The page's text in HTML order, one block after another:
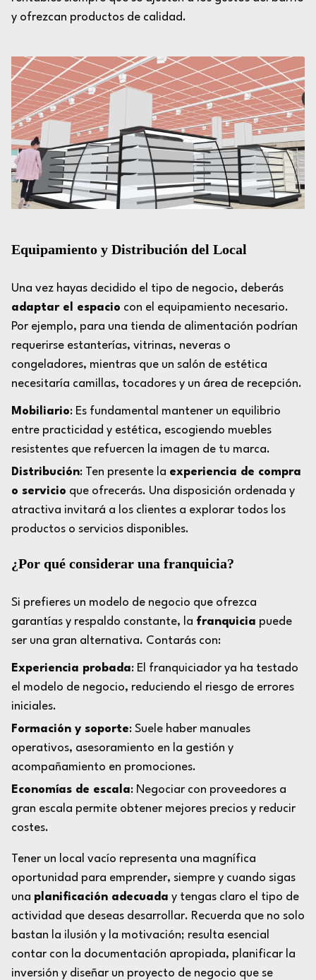
y ofrezcan productos de calidad.
Equipamiento y Distribución del Local
Una vez hayas decidido el tipo de negocio, deberás
adaptar el espacio con el equipamiento necesario.
Por ejemplo, para una tienda de alimentación podrían
requerirse estanterías, vitrinas, neveras o
congeladores, mientras que un salón de estética
necesitaría camillas, tocadores y un área de recepción.
Mobiliario: Es fundamental mantener un equilibrio
entre practicidad y estética, escogiendo muebles
resistentes que refuercen la imagen de tu marca.
Distribución: Ten presente la experiencia de compra
o servicio que ofrecerás. Una disposición ordenada y
atractiva invitará a los clientes a explorar todos los
productos o servicios disponibles.
¿Por qué considerar una franquicia?
Si prefieres un modelo de negocio que ofrezca
garantías y respaldo constante, la franquicia puede
ser una gran alternativa. Contarás con:
Experiencia probada: El franquiciador ya ha testado
el modelo de negocio, reduciendo el riesgo de errores
iniciales.
Formación y soporte: Suele haber manuales
operativos, asesoramiento en la gestión y
acompañamiento en promociones.
Economías de escala: Negociar con proveedores a
gran escala permite obtener mejores precios y reducir
costes.
Tener un local vacío representa una magnífica
oportunidad para emprender, siempre y cuando sigas
una planificación adecuada y tengas claro el tipo de
actividad que deseas desarrollar. Recuerda que no solo
bastan la ilusión y la motivación; resulta esencial
contar con la documentación apropiada, planificar la
inversión y diseñar un proyecto de negocio que se